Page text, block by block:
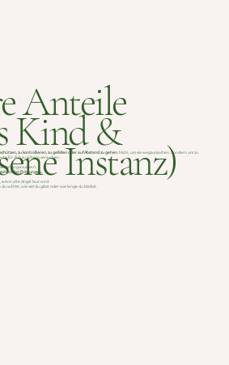
Anteile
Kind &
Instanz)
schützen, zu kontrollieren, zu gefallen oder auf Abstand zu gehen.Nicht, um sie wegzumachen. Sondern um zu
für dich zu sichern versuchen.
Prägungen.
wenn alte Angst laut wird.
wählst, wie viel du gibst oder wie lange du bleibst.